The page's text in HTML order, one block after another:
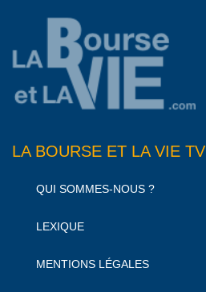
LA BOURSE ET LA VIE TV
QUI SOMMES-NOUS ?
LEXIQUE
MENTIONS LÉGALES